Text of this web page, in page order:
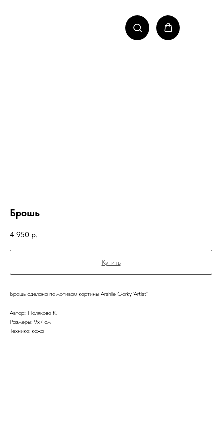
Брошь
4 950 р.
Купить
Брошь сделана по мотивам картины Arshile Gorky 'Artist"
Автор:: Полякова К.
Размеры: 9х7 см
Техника: кожа